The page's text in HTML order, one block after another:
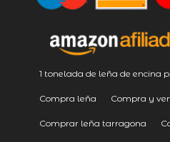
1 tonelada de leña de encina
Compra leña Compra y
Comprar leña tarragona